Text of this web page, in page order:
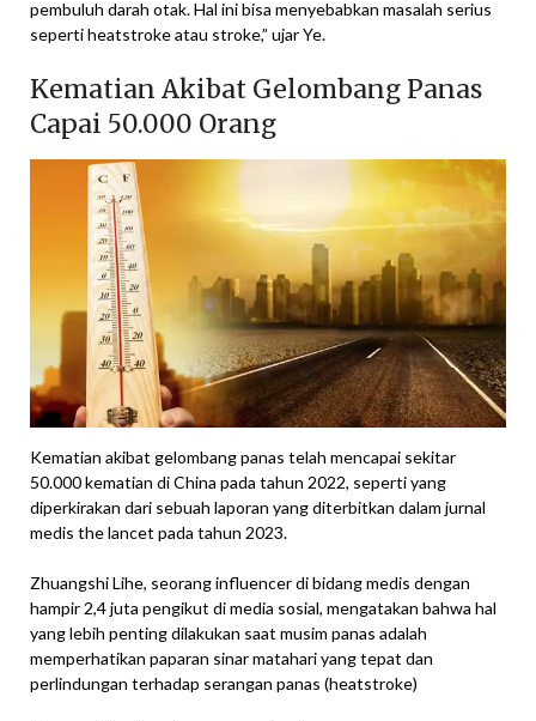
pembuluh darah otak. Hal ini bisa menyebabkan masalah serius
seperti heatstroke atau stroke,” ujar Ye.
Kematian Akibat Gelombang Panas
Capai 50.000 Orang
Kematian akibat gelombang panas telah mencapai sekitar
50.000 kematian di China pada tahun 2022, seperti yang
diperkirakan dari sebuah laporan yang diterbitkan dalam jurnal
medis the lancet pada tahun 2023.
Zhuangshi Lihe, seorang influencer di bidang medis dengan
hampir 2,4 juta pengikut di media sosial, mengatakan bahwa hal
yang lebih penting dilakukan saat musim panas adalah
memperhatikan paparan sinar matahari yang tepat dan
perlindungan terhadap serangan panas (heatstroke)